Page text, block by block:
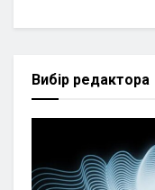
Вибір редактора